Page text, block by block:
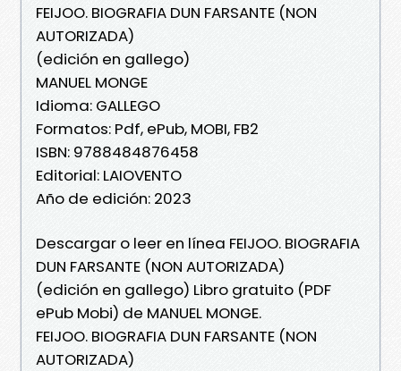
FEIJOO. BIOGRAFIA DUN FARSANTE (NON
AUTORIZADA)
(edición en gallego)
MANUEL MONGE
Idioma: GALLEGO
Formatos: Pdf, ePub, MOBI, FB2
ISBN: 9788484876458
Editorial: LAIOVENTO
Año de edición: 2023
Descargar o leer en línea FEIJOO. BIOGRAFIA
DUN FARSANTE (NON AUTORIZADA)
(edición en gallego) Libro gratuito (PDF
ePub Mobi) de MANUEL MONGE.
FEIJOO. BIOGRAFIA DUN FARSANTE (NON
AUTORIZADA)